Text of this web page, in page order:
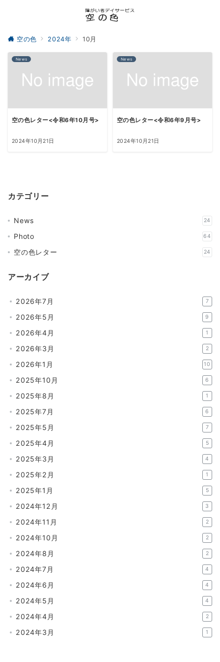
空の色 2024年 10月
News
空の色レター<令和6年10月号>
2024年10月21日
News
空の色レター<令和6年9月号>
2024年10月21日
カテゴリー
News 24
Photo 64
空の色レター 24
アーカイブ
2026年7月 7
2026年5月 9
2026年4月 1
2026年3月 2
2026年1月 10
2025年10月 6
2025年8月 1
2025年7月 6
2025年5月 7
2025年4月 5
2025年3月 4
2025年2月 1
2025年1月 5
2024年12月 3
2024年11月 2
2024年10月 2
2024年8月 2
2024年7月 4
2024年6月 4
2024年5月 4
2024年4月 2
2024年3月 1